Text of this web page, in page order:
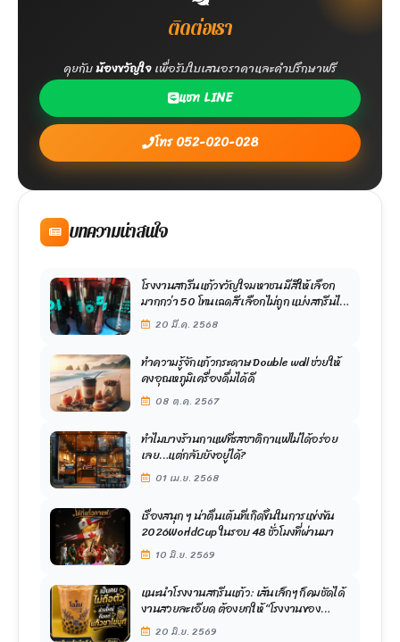
ติดต่อเรา
คุยกับน้องขวัญใจเพื่อรับใบเสนอราคาและคำปรึกษาฟรี
แชท LINE
โทร 052-020-028
บทความน่าสนใจ
โรงงานสกรีนแก้วขวัญใจมหาชน มีสีให้เลือก
มากกว่า 50 โทนเฉดสี เลือกไม่ถูก แบ่งสกรีนได้
เลย หลากหลายสีแทนความรู้สึก
20 มี.ค. 2568
ทำความรู้จักแก้วกระดาษ Double wall ช่วยให้
คงอุณหภูมิเครื่องดื่มได้ดี
08 ต.ค. 2567
ทำไมบางร้านกาแฟที่รสชาติกาแฟไม่ได้อร่อย
เลย…แต่กลับยังอยู่ได้?
01 เม.ย. 2568
เรื่องสนุก ๆ น่าตื่นเต้นที่เกิดขึ้นในการแข่งขัน
2026WorldCup ในรอบ 48 ชั่วโมงที่ผ่านมา
10 มิ.ย. 2569
แนะนำโรงงานสกรีนแก้ว: เส้นเล็กๆ ก็คมชัดได้
งานสวยละเอียด ต้องยกให้ “โรงงานของ
ขวัญใจ”
20 มิ.ย. 2569